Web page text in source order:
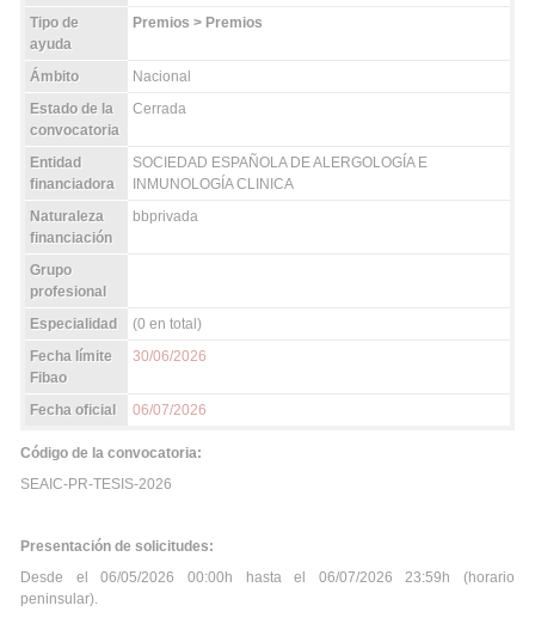
Tipo de
ayuda
Premios > Premios
Ámbito
Nacional
Estado de la
convocatoria
Cerrada
Entidad
financiadora
SOCIEDAD ESPAÑOLA DE ALERGOLOGÍA E
INMUNOLOGÍA CLINICA
Naturaleza
financiación
bbprivada
Grupo
profesional
Especialidad
(0 en total)
Fecha límite
Fibao
30/06/2026
Fecha oficial 06/07/2026
Código de la convocatoria:
SEAIC-PR-TESIS-2026
Presentación de solicitudes:
Desde el 06/05/2026 00:00h hasta el 06/07/2026 23:59h (horario
peninsular).